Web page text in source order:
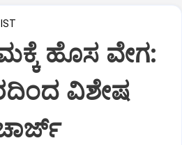
ಹೊಸ ವೇಗ:
ವಿಶೇಷ